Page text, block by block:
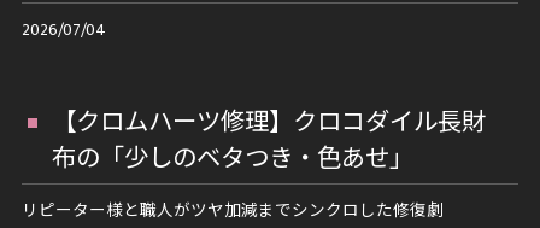
2026/07/04
【クロムハーツ修理】クロコダイル長財
布の「少しのベタつき・色あせ」
リピーター様と職人がツヤ加減までシンクロした修復劇